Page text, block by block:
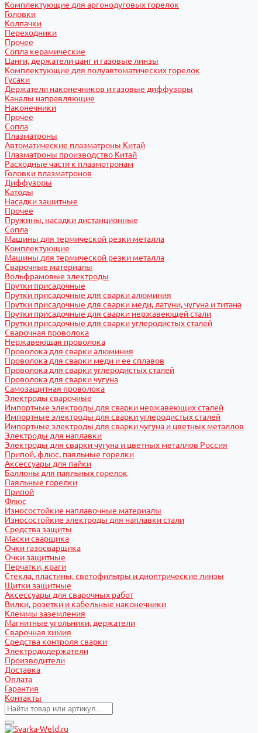
Комплектующие для аргонодуговых горелок
Головки
Колпачки
Переходники
Прочее
Сопла керамические
Цанги, держатели цанг и газовые линзы
Комплектующие для полуавтоматических горелок
Гусаки
Держатели наконечников и газовые диффузоры
Каналы направляющие
Наконечники
Прочее
Сопла
Плазматроны
Автоматические плазматроны Китай
Плазматроны производство Китай
Расходные части к плазмотронам
Головки плазматронов
Диффузоры
Катоды
Насадки защитные
Прочее
Пружины, насадки дистанционные
Сопла
Машины для термической резки металла
Комплектующие
Машины для термической резки металла
Сварочные материалы
Вольфрамовые электроды
Прутки присадочные
Прутки присадочные для сварки алюминия
Прутки присадочные для сварки меди, латуни, чугуна и титана
Прутки присадочные для сварки нержавеющей стали
Прутки присадочные для сварки углеродистых сталей
Сварочная проволока
Нержавеющая проволока
Проволока для сварки алюминия
Проволока для сварки меди и ее сплавов
Проволока для сварки углеродистых сталей
Проволока для сварки чугуна
Самозащитная проволока
Электроды сварочные
Импортные электроды для сварки нержавеющих сталей
Импортные электроды для сварки углеродистых сталей
Импортные электроды для сварки чугуна и цветных металлов
Электроды для наплавки
Электроды для сварки чугуна и цветных металлов Россия
Припой, флюс, паяльные горелки
Аксессуары для пайки
Баллоны для паяльных горелок
Паяльные горелки
Припой
Флюс
Износостойкие наплавочные материалы
Износостойкие электроды для наплавки стали
Средства защиты
Маски сварщика
Очки газосварщика
Очки защитные
Перчатки, краги
Стекла, пластины, светофильтры и диоптрические линзы
Щитки защитные
Аксессуары для сварочных работ
Вилки, розетки и кабельные наконечники
Клеммы заземления
Магнитные угольники, держатели
Сварочная химия
Средства контроля сварки
Электрододержатели
Производители
Доставка
Оплата
Гарантия
Контакты